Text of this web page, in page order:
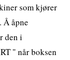
som kjører
Å åpne
den i
" når boksen